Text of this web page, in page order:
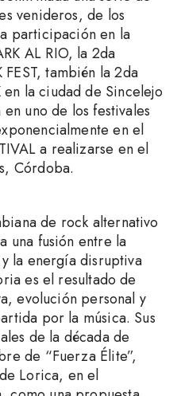
venideros, de los
participación en la
AL RIO, la 2da
también la 2da
la ciudad de Sincelejo
uno de los festivales
en el
a realizarse en el
Córdoba.
de rock alternativo
una fusión entre la
la energía disruptiva
es el resultado de
evolución personal y
por la música. Sus
de la década de
de “Fuerza Élite”,
Lorica, en el